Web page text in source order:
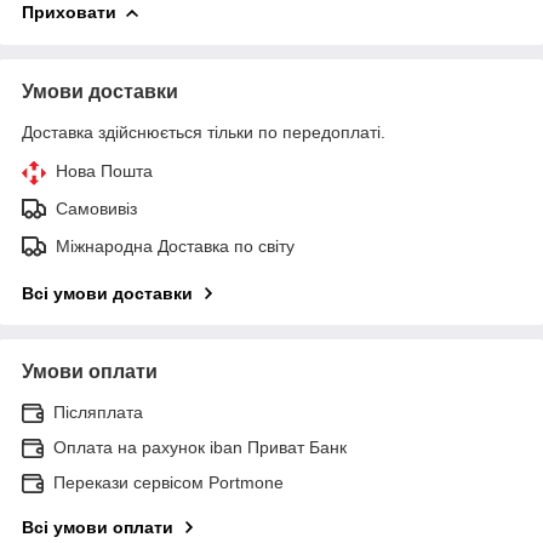
Приховати
Умови доставки
Доставка здійснюється тільки по передоплаті.
Нова Пошта
Самовивіз
Міжнародна Доставка по світу
Всі умови доставки
Умови оплати
Післяплата
Оплата на рахунок iban Приват Банк
Перекази сервісом Portmone
Всі умови оплати